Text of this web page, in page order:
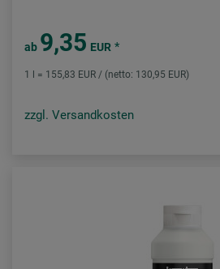
ab 9,35 EUR *
1 l = 155,83 EUR / (netto: 130,95 EUR)
zzgl. Versandkosten